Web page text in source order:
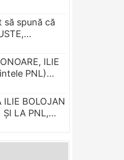
să spună că
ILIE
PNL)...
ILIE BOLOJAN
LA PNL,...